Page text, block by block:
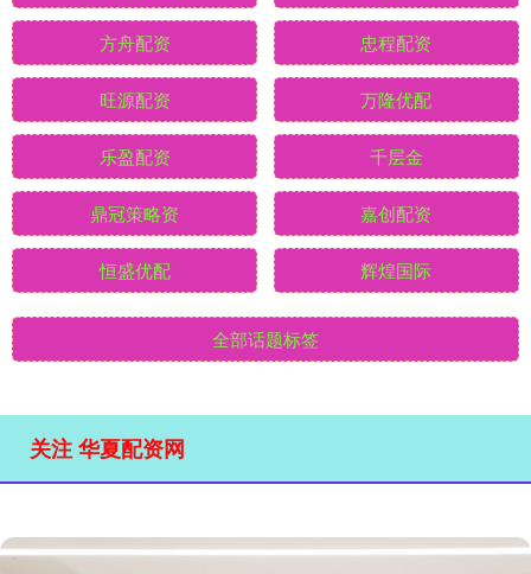
方舟配资 忠程配资
旺源配资 万隆优配
乐盈配资 千层金
鼎冠策略资 嘉创配资
恒盛优配 辉煌国际
全部话题标签
关注 华夏配资网